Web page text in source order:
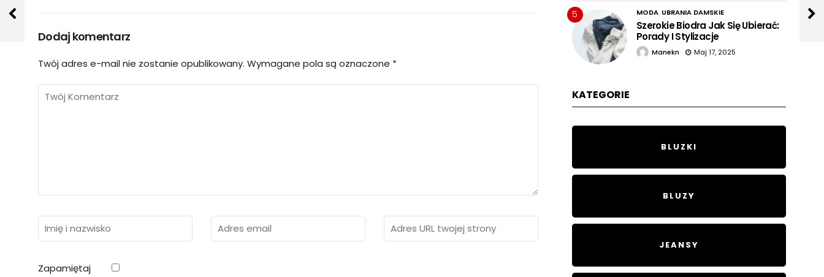
Dodaj komentarz
Twój adres e-mail nie zostanie opublikowany. Wymagane pola są oznaczone *
Zapamiętaj
5 MODA UBRANIA DAMSKIE
Szerokie Biodra Jak Się Ubierać:
Porady I Stylizacje
Manekn Maj 17, 2025
KATEGORIE
BLUZKI
BLUZY
JEANSY